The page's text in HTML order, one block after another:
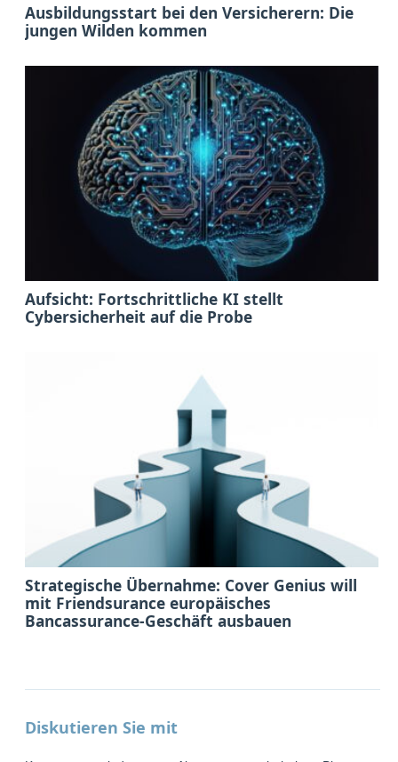
Ausbildungsstart bei den Versicherern: Die
jungen Wilden kommen
Aufsicht: Fortschrittliche KI stellt
Cybersicherheit auf die Probe
Strategische Übernahme: Cover Genius will
mit Friendsurance europäisches
Bancassurance-Geschäft ausbauen
Diskutieren Sie mit